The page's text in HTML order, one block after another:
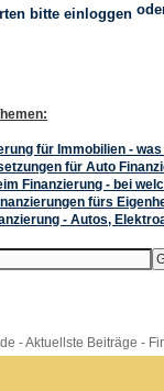
für Immobilien -
für Auto
Finanzierung - bei
fürs
- Autos,
-Aktuellste Beiträge -